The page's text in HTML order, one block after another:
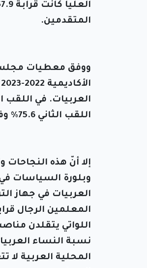
المتقدمين.
اللقب الثاني 75.6% وفي اللقب الثالث كانت 66.3%.
إلا أنّ هذه النجاحات
وبلورة السياسات
اللواتي يتقلدن
نسبة النساء